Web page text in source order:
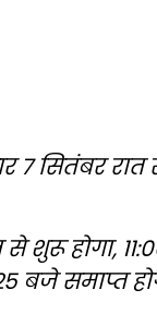
7 सितंबर
से शुरू होगा,
बजे समाप्त